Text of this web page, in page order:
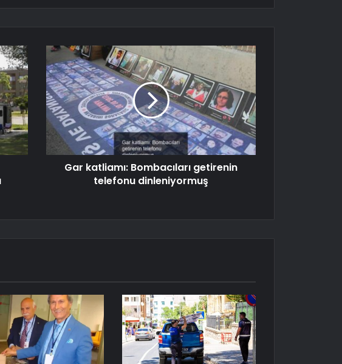
Gar katliamı: Bombacıları getirenin
telefonu dinleniyormuş